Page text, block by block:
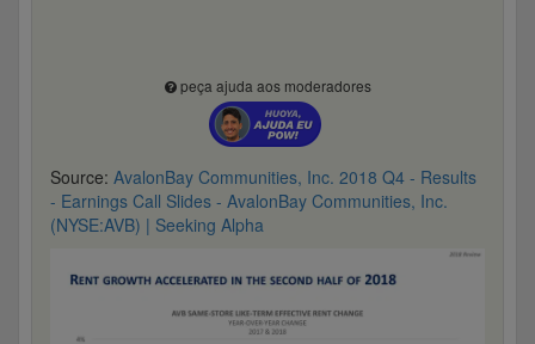
peça ajuda aos moderadores
Source: AvalonBay Communities, Inc. 2018 Q4 - Results
- Earnings Call Slides - AvalonBay Communities, Inc.
(NYSE:AVB) | Seeking Alpha